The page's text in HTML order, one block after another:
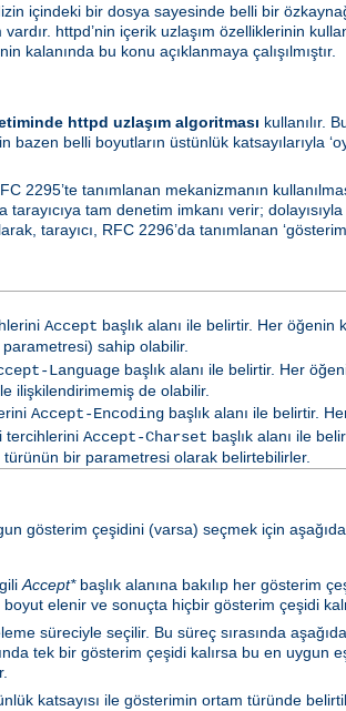
içindeki bir dosya sayesinde belli bir
httpd’nin içerik uzlaşım özelliklerinin
kalanında bu konu açıklanmaya çalışılmıştır.
httpd uzlaşım algoritması kullanılır.
belli boyutların üstünlük katsayılarıyla
2295’te tanımlanan mekanizmanın
tam denetim imkanı verir;
tarayıcı, RFC 2296’da tanımlanan
Accept başlık alanı ile belirtir. Her öğenin
sahip olabilir.
Languagebaşlık alanı ile belirtir. Her
ilişkilendirimemiş de olabilir.
Accept-Encodingbaşlık alanı ile belirtir.
tercihlerini Accept-Charset başlık alanı ile
bir parametresi olarak belirtebilirler.
gösterim çeşidini (varsa) seçmek için
Accept*başlık alanına bakılıp her gösterim
elenir ve sonuçta hiçbir gösterim çeşidi
süreciyle seçilir. Bu süreç sırasında
tek bir gösterim çeşidi kalırsa bu en
katsayısı ile gösterimin ortam türünde